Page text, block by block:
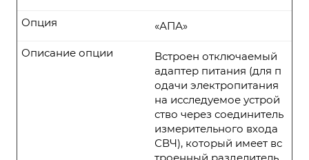
«АПА»
Опция
Встроен отключаемый
адаптер питания (для п
одачи электропитания
на исследуемое устрой
ство через соединитель
измерительного входа
СВЧ), который имеет вс
Описание опции